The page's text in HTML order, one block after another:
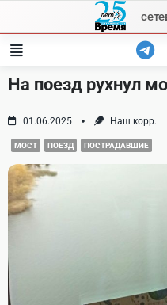
content
На поезд рухнул
01.06.2025 Наш корр.
МОСТ ПОЕЗД ПОСТРАДАВШИЕ